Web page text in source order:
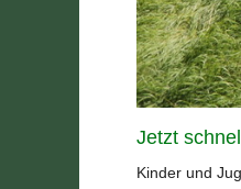
Jetzt
Kinder und